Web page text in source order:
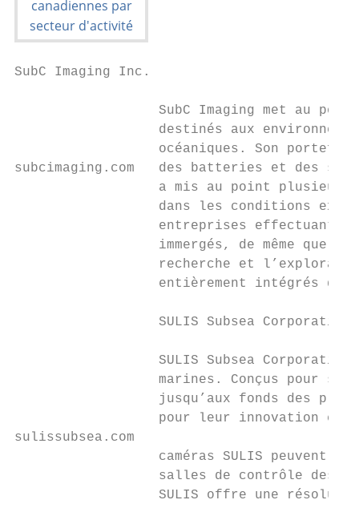
SubC Imaging Inc.
SubC Imaging met au
destinés aux
océaniques. Son
subcimaging.com   des batteries et des
a mis au point
dans les conditions
entreprises effectuant
immergés, de même que
recherche et
entièrement intégrés
                  SULIS Subsea Corporation
SULIS Subsea
marines. Conçus pour
jusqu’aux fonds des
pour leur innovation et
sulissubsea.com
caméras SULIS peuvent
salles de contrôle des
SULIS offre une